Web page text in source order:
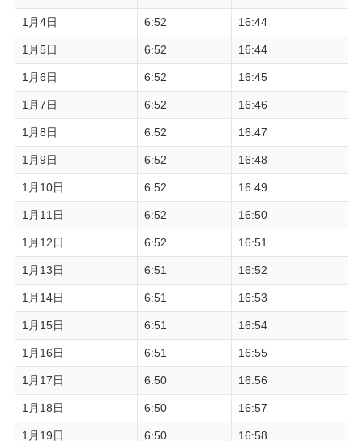
1月4日 6:52 16:44
1月5日 6:52 16:44
1月6日 6:52 16:45
1月7日 6:52 16:46
1月8日 6:52 16:47
1月9日 6:52 16:48
1月10日 6:52 16:49
1月11日 6:52 16:50
1月12日 6:52 16:51
1月13日 6:51 16:52
1月14日 6:51 16:53
1月15日 6:51 16:54
1月16日 6:51 16:55
1月17日 6:50 16:56
1月18日 6:50 16:57
1月19日 6:50 16:58